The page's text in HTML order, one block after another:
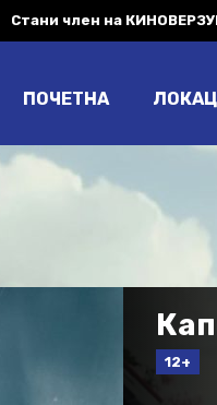
Стани член на
ПОЧЕТНА
12+